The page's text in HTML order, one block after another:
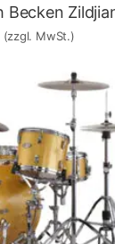
(zzgl. MwSt.)